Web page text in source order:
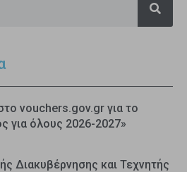
vouchers.gov.gr για το
για όλους 2026-2027»
Διακυβέρνησης και Τεχνητής